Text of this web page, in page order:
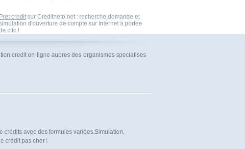
Pret creditsur Creditneto.net : recherche,demande et
d'ouverture de compte sur Internet a portee
clic !
credit en ligne aupres des organismes specialises
crédits avec des formules variées.Simulation,
crédit pas cher !